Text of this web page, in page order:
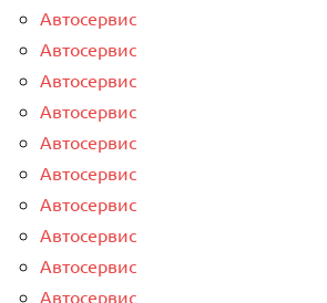
Автосервис
Автосервис
Автосервис
Автосервис
Автосервис
Автосервис
Автосервис
Автосервис
Автосервис
Автосервис